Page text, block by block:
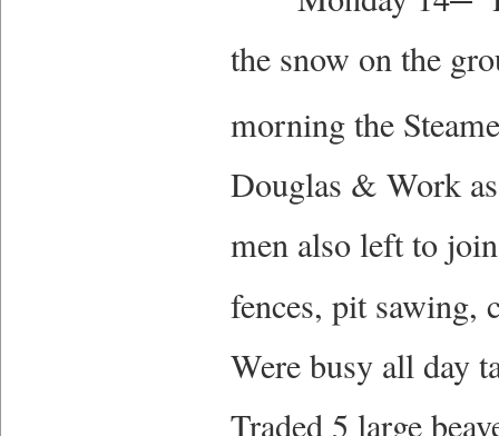
the snow on the
morning the
Douglas & Work
men also left to
fences, pit
Were busy all day
Traded 5 large